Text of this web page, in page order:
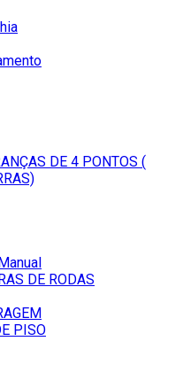
DE 4 PONTOS (
DE RODAS
PISO